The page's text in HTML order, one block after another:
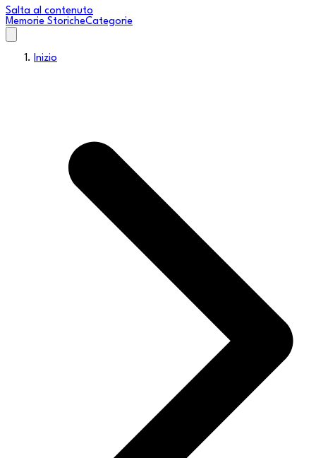
Salta al contenuto
Memorie StoricheCategorie
Inizio